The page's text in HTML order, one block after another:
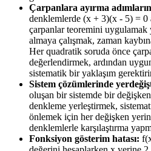
Çarpanlara ayırma
denklemlerde (x + 3)(x - 5) = 0
çarpanlar teoremini
almaya çalışmak, zaman
Her quadratik soruda önce
değerlendirmek, ardından
sistematik bir yaklaşım
Sistem çözümlerinde
oluşan bir sistemde bir
denkleme yerleştirmek,
önlemek için her değişken
denklemlerle karşılaştırma
Fonksiyon gösterim hatası: